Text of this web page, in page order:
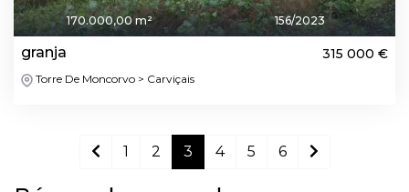
170.000,00 m² 156/2023
granja 315 000 €
Torre De Moncorvo > Carviçais
1 2 3 4 5 6